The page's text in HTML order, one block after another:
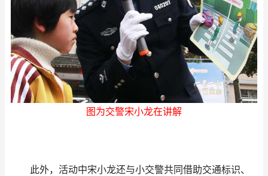
图为交警宋小龙在讲解
此外，活动中宋小龙还与小交警共同借助交通标识、